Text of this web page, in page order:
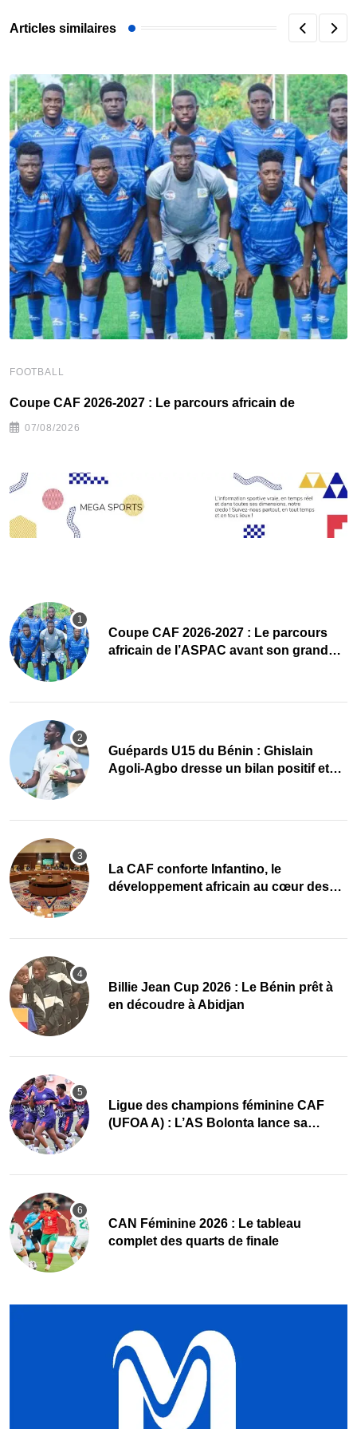
Articles similaires
FOOTBALL
Coupe CAF 2026-2027 : Le parcours africain de
07/08/2026
Coupe CAF 2026-2027 : Le parcours
africain de l’ASPAC avant son grand
Guépards U15 du Bénin : Ghislain
Agoli-Agbo dresse un bilan positif et
La CAF conforte Infantino, le
développement africain au cœur des
Billie Jean Cup 2026 : Le Bénin prêt à
en découdre à Abidjan
Ligue des champions féminine CAF
(UFOA A) : L’AS Bolonta lance sa
CAN Féminine 2026 : Le tableau
complet des quarts de finale